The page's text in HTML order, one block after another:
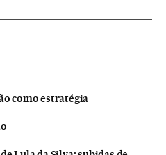
como estratégia